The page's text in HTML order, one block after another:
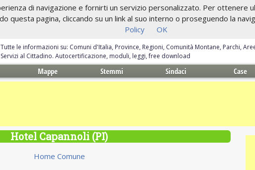
di navigazione e fornirti un servizio personalizzato. Per
questa pagina, cliccando su un link al suo interno o proseguendo la
Policy
OK
Tutte le informazioni su: Comuni d'Italia, Province, Regioni, Comunità Montane, Parchi,
Servizi al Cittadino. Autocertificazione, moduli, leggi, free download
Mappe Stemmi Sindaci Case
Hotel Capannoli (PI)
Home Comune